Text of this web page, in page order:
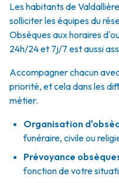
Les habitants de
solliciter les équipes du
Obsèques aux horaires
24h/24 et 7j/7 est aussi
Accompagner chacun
priorité, et cela dans les
métier.
Organisation
funéraire, civile ou
Prévoyance
fonction de votre